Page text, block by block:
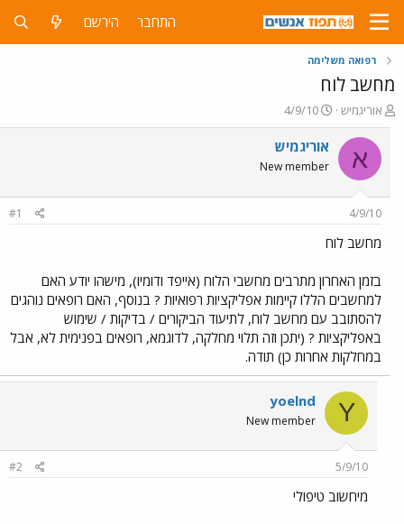
התחבר הירשם
רפואה משלימה
מחשב לוח
פ
ו
ת
ח
ה
ו
ש
א
אוריגמיש
פ
ו
ר
ס
ם
4/9/10
א אוריגמיש
New member
4/9/10
#1
מחשב לוח
בזמן האחרון מתרבים מחשבי הלוח (אייפד ודומיו), מישהו יודע האם
למחשבים הללו קיימות אפליקציות רפואיות ? בנוסף, האם רופאים נוהגים
להסתובב עם מחשב לוח, לתיעוד הביקורים / בדיקות / שימוש
באפליקציות ? (יתכן וזה תלוי מחלקה, לדוגמא, רופאים בפנימית לא, אבל
במחלקות אחרות כן) תודה.
Y
yoelnd
New member
5/9/10
#2
מיחשוב טיפולי